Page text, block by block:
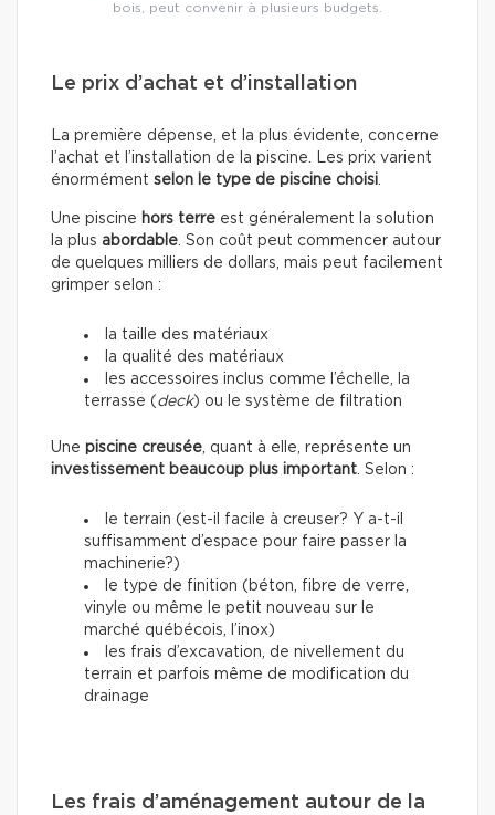
bois, peut convenir à plusieurs budgets.
Le prix d’achat et d’installation
La première dépense, et la plus évidente, concerne
l’achat et l’installation de la piscine. Les prix varient
énormément selon le type de piscine choisi.
Une piscine hors terre est généralement la solution
la plus abordable. Son coût peut commencer autour
de quelques milliers de dollars, mais peut facilement
grimper selon :
la taille des matériaux
la qualité des matériaux
les accessoires inclus comme l’échelle, la
terrasse ( deck) ou le système de filtration
Une piscine creusée, quant à elle, représente un
investissement beaucoup plus important. Selon :
le terrain (est-il facile à creuser? Y a-t-il
suffisamment d’espace pour faire passer la
machinerie?)
le type de finition (béton, fibre de verre,
vinyle ou même le petit nouveau sur le
marché québécois, l’inox)
les frais d’excavation, de nivellement du
terrain et parfois même de modification du
drainage
Les frais d’aménagement autour de la